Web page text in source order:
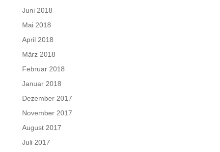
Juni 2018
Mai 2018
April 2018
März 2018
Februar 2018
Januar 2018
Dezember 2017
November 2017
August 2017
Juli 2017